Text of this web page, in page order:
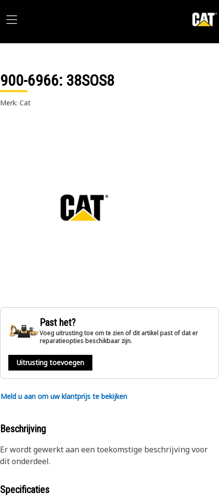
900-6966: 38SOS8
Merk: Cat
Past het?
Voeg uitrusting toe om te zien of dit artikel past of dat er
reparatieopties beschikbaar zijn.
Uitrusting toevoegen
Meld u aan om uw klantprijs te bekijken
Beschrijving
Er wordt gewerkt aan een toekomstige beschrijving voor
dit onderdeel.
Specificaties